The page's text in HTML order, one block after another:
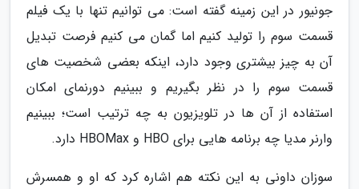
جونیور در این زمینه گفته است: می توانیم تنها با یک فیلم
قسمت سوم را تولید کنیم اما گمان می کنیم فرصت تبدیل
آن به چیز بیشتری وجود دارد، اینکه بعضی شخصیت های
قسمت سوم را در نظر بگیریم و ببینیم دورنمای امکان
استفاده از آن ها در تلویزیون به چه ترتیب است؛ ببینیم
وارنر مدیا چه برنامه هایی برای HBO و HBOMax دارد.
سوزان داونی به این نکته هم اشاره کرد که او و همسرش